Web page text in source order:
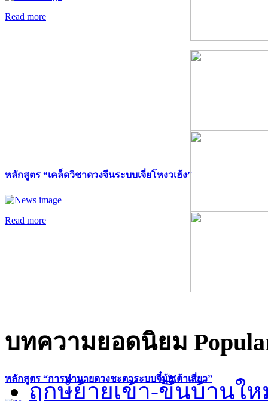
Read more
หลักสูตร “เคล็ดวิชาดวงจีนระบบเจี่ยโหงวเฮ้ง”
Read more
หลักสูตร “การทำนายดวงชะตาระบบจี๋มุ้ยเต้าเสี่ยว”
บทความยอดนิยม
ฤกษ์ย้ายเข้า-ขึ้นบ้านให